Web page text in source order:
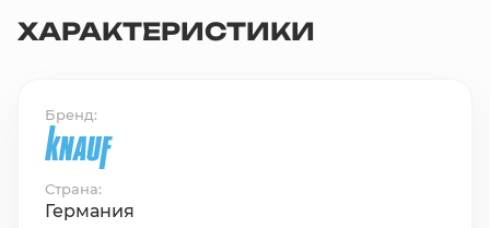
ХАРАКТЕРИСТИКИ
Бренд
Страна
Германия